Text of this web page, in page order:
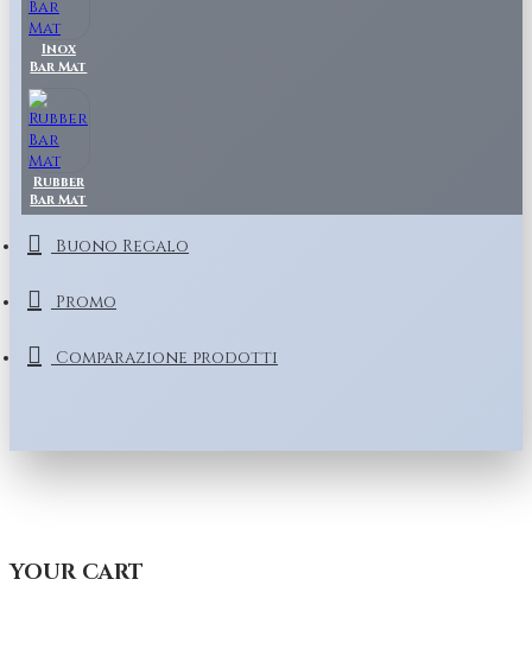
Inox
Bar Mat
Rubber
Bar Mat
Buono Regalo
Promo
Comparazione prodotti
YOUR CART